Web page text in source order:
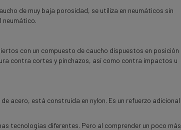
de muy baja porosidad, se utiliza en neumáticos sin
neumático.
con un compuesto de caucho dispuestos en posición
contra cortes y pinchazos, así como contra impactos u
acero, está construida en nylon. Es un refuerzo adicional
tecnologías diferentes. Pero al comprender un poco más